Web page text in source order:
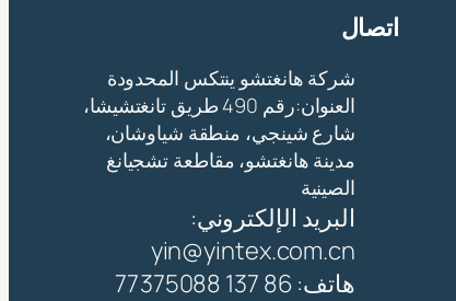
اتصال
شركة هانغتشو ينتكس المحدودة
العنوان:رقم 490 طريق تانغتشيشا،
شارع شينجي، منطقة شياوشان،
مدينة هانغتشو، مقاطعة تشجيانغ
الصينية
البريد الإلكتروني:
yin@yintex.com.cn
هاتف: 86 137 77375088